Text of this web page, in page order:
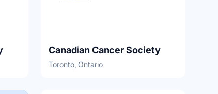
Canadian Cancer Society
Toronto, Ontario